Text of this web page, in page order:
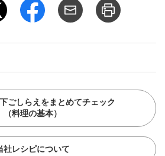
ごしらえをまとめてチェック
（料理の基本）
社レシピについて